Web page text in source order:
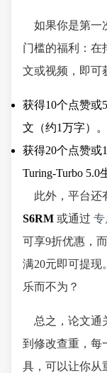
如果你是第一
门槛的福利：在
文或视频，即可
获得10个点赞或
文（约1万字）。
获得20个点赞或
Turing-Turbo 5.0
此外，平台还
S6RM 或通过 专
可享9折优惠，
满20元即可提现
乐而不为？
总之，论文通
到修改查重，每
具，可以让你从